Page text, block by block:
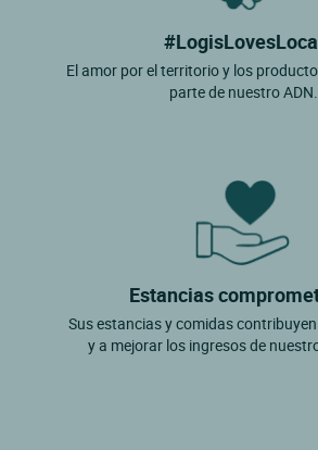
El amor por el territorio y los
parte de nuestro ADN.
Estancias
Sus estancias y comidas
y a mejorar los ingresos de